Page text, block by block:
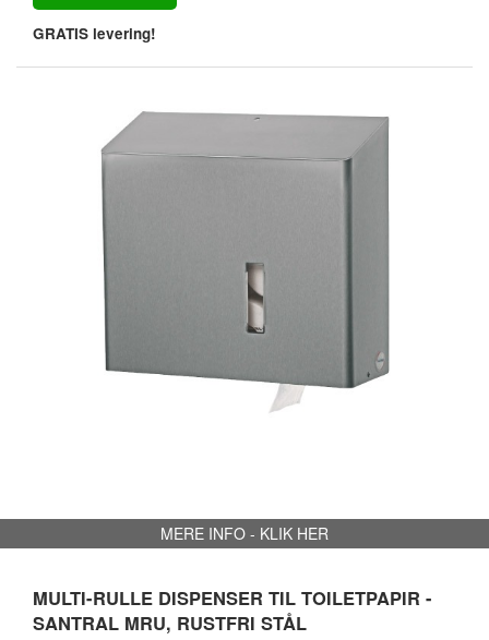
GRATIS levering!
MERE INFO - KLIK HER
MULTI-RULLE DISPENSER TIL TOILETPAPIR -
SANTRAL MRU, RUSTFRI STÅL